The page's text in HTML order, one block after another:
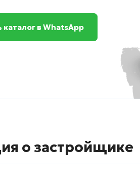
каталог в WhatsApp
о застройщике